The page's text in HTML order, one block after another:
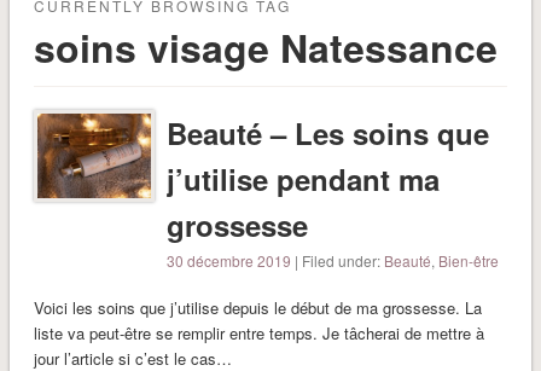
CURRENTLY BROWSING TAG
soins visage Natessance
Beauté – Les soins que
j’utilise pendant ma
grossesse
30 décembre 2019 | Filed under: Beauté, Bien-être
Voici les soins que j’utilise depuis le début de ma grossesse. La
liste va peut-être se remplir entre temps. Je tâcherai de mettre à
jour l’article si c’est le cas…